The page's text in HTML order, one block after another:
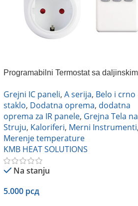
Programabilni Termostat sa daljinskim
Grejni IC paneli, A serija, Belo i crno
staklo, Dodatna oprema, dodatna
oprema za IR panele, Grejna Tela na
Struju, Kaloriferi, Merni Instrumenti,
Merenje temperature
KMB HEAT SOLUTIONS
Na stanju
5.000 рсд